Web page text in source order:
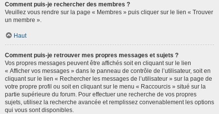
Comment puis-je rechercher des membres ?
Veuillez vous rendre sur la page « Membres » puis cliquer sur le lien « Trouver
un membre ».
Haut
Comment puis-je retrouver mes propres messages et sujets ?
Vos propres messages peuvent être affichés soit en cliquant sur le lien
« Afficher vos messages » dans le panneau de contrôle de l’utilisateur, soit en
cliquant sur le lien « Rechercher les messages de l’utilisateur » sur la page de
votre propre profil ou soit en cliquant sur le menu « Raccourcis » situé sur la
partie supérieure du forum. Pour effectuer une recherche de vos propres
sujets, utilisez la recherche avancée et remplissez convenablement les options
qui vous sont disponibles.